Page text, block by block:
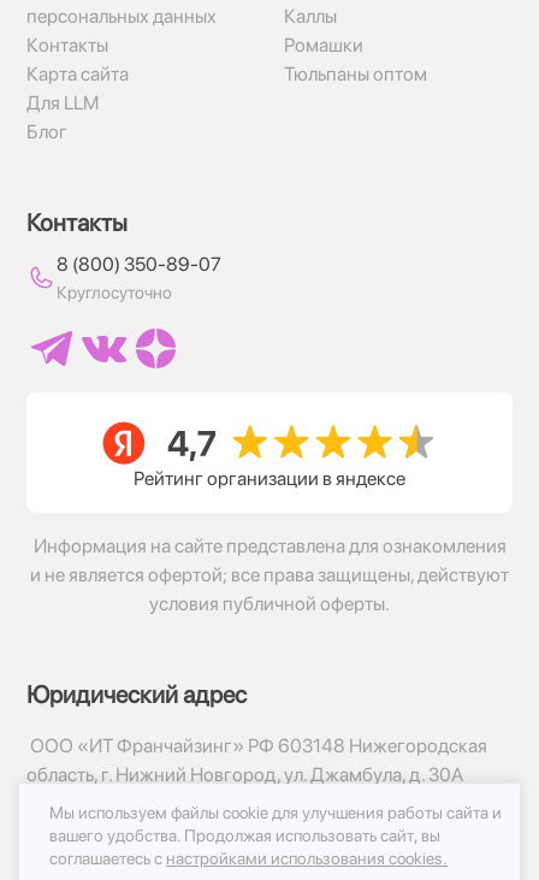
персональных данных
Контакты
Карта сайта
Для LLM
Блог
Каллы
Ромашки
Тюльпаны оптом
Контакты
8 (800) 350-89-07
Круглосуточно
Рейтинг организации в яндексе
Информация на сайте представлена для ознакомления
и не является офертой; все права защищены, действуют
условия публичной оферты.
Юридический адрес
ООО «ИТ Франчайзинг» РФ 603148 Нижегородская
область, г. Нижний Новгород, ул. Джамбула, д. 30А
© 2017-2026г, База Цветов 24.ру
Политика конфиденциальности
Мы используем файлы cookie для улучшения работы сайта и
вашего удобства. Продолжая использовать сайт, вы
соглашаетесь с настройками использования cookies.